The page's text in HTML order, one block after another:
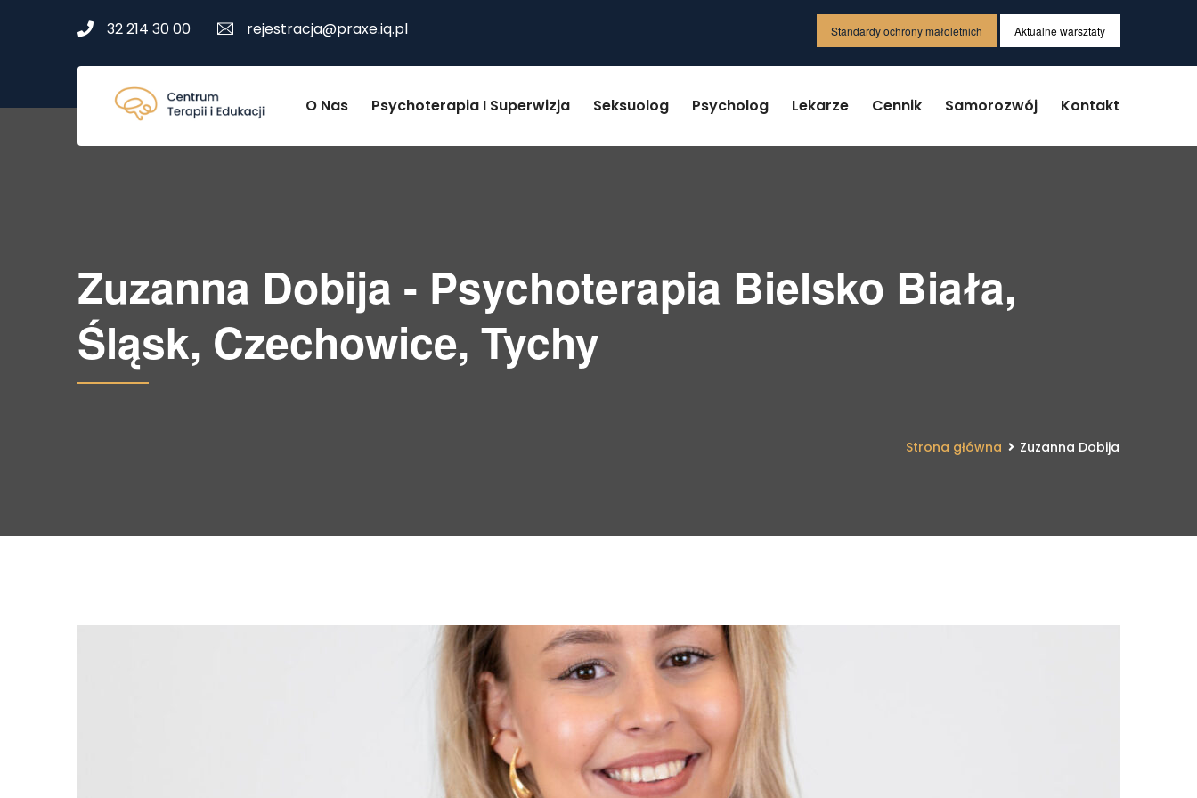
32 214 30 00 rejestracja@praxe.iq.pl Standardy ochrony małoletnich Aktualne warsztaty
O Nas Psychoterapia I Superwizja Seksuolog Psycholog Lekarze Cennik Samorozwój Kontakt
Zuzanna Dobija - Psychoterapia Bielsko Biała,
Śląsk, Czechowice, Tychy
Strona główna Zuzanna Dobija